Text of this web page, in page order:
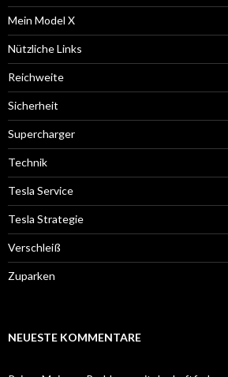
Mein Model X
Nützliche Links
Reichweite
Sicherheit
Supercharger
Technik
Tesla Service
Tesla Strategie
Verschleiß
Zuparken
NEUESTE KOMMENTARE